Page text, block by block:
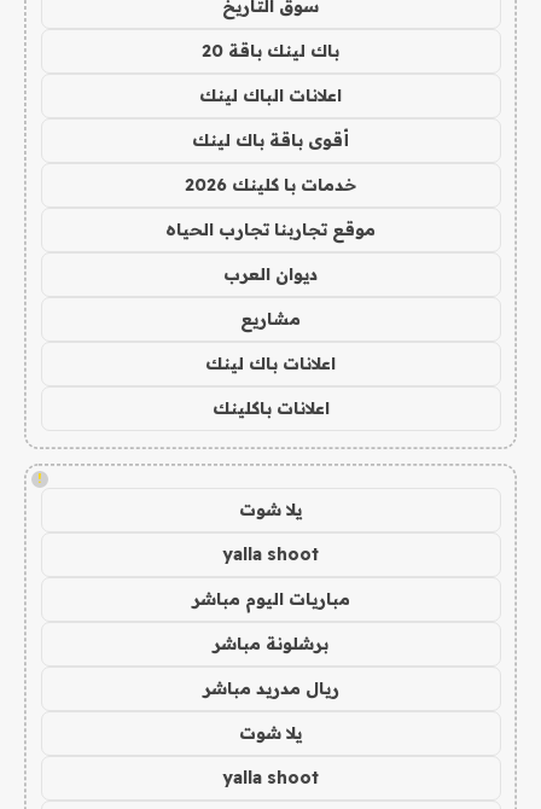
سوق التاريخ
باك لينك باقة 20
اعلانات الباك لينك
أقوى باقة باك لينك
خدمات با كلينك 2026
موقع تجاربنا تجارب الحياه
ديوان العرب
مشاريع
اعلانات باك لينك
اعلانات باكلينك
!
يلا شوت
yalla shoot
مباريات اليوم مباشر
برشلونة مباشر
ريال مدريد مباشر
يلا شوت
yalla shoot